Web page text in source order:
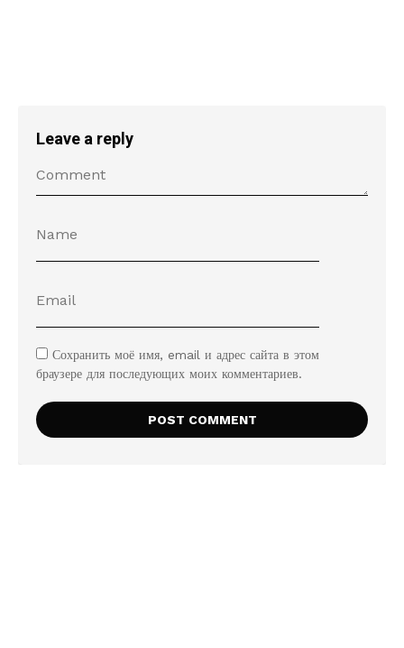
Leave a reply
Сохранить моё имя, email и адрес сайта в этом
браузере для последующих моих комментариев.